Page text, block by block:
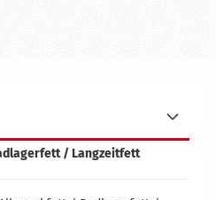
/ Langzeitfett